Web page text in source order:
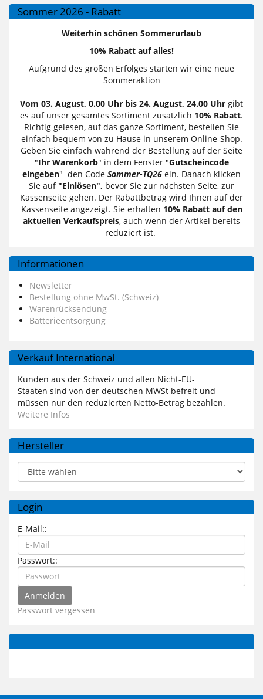
Sommer 2026 - Rabatt
Weiterhin schönen Sommerurlaub
10% Rabatt auf alles!
Aufgrund des großen Erfolges starten wir eine neue
Sommeraktion
Vom 03. August, 0.00 Uhr bis 24. August, 24.00 Uhr gibt
es auf unser gesamtes Sortiment zusätzlich 10% Rabatt.
Richtig gelesen, auf das ganze Sortiment, bestellen Sie
einfach bequem von zu Hause in unserem Online-Shop.
Geben Sie einfach während der Bestellung auf der Seite
"Ihr Warenkorb" in dem Fenster "Gutscheincode
eingeben" den Code Sommer-TQ26 ein. Danach klicken
Sie auf "Einlösen", bevor Sie zur nächsten Seite, zur
Kassenseite gehen. Der Rabattbetrag wird Ihnen auf der
Kassenseite angezeigt. Sie erhalten 10% Rabatt auf den
aktuellen Verkaufspreis, auch wenn der Artikel bereits
reduziert ist.
Informationen
Newsletter
Bestellung ohne MwSt. (Schweiz)
Warenrücksendung
Batterieentsorgung
Verkauf International
Kunden aus der Schweiz und allen Nicht-EU-
Staaten sind von der deutschen MWSt befreit und
müssen nur den reduzierten Netto-Betrag bezahlen.
Weitere Infos
Hersteller
Login
E-Mail::
Passwort::
Passwort vergessen